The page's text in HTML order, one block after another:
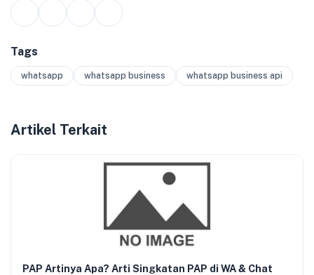
Tags
whatsapp whatsapp business whatsapp business api
Artikel Terkait
PAP Artinya Apa? Arti Singkatan PAP di WA & Chat